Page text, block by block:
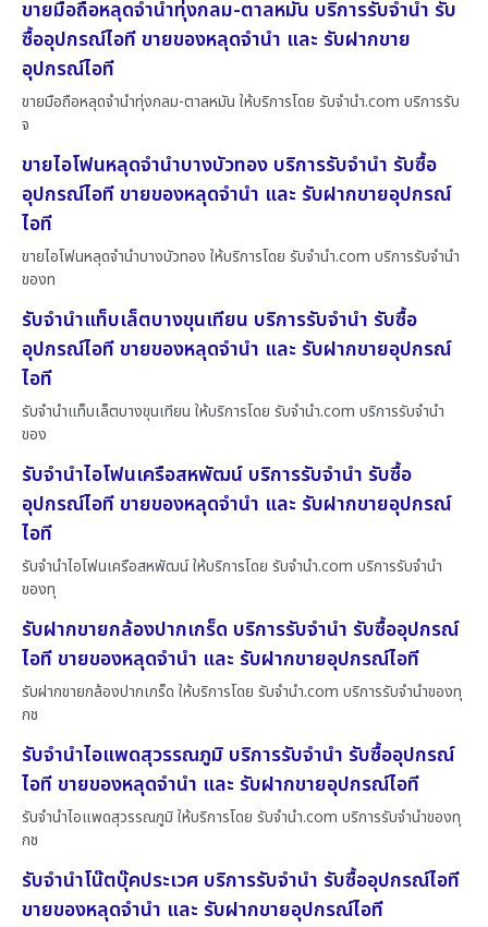
ขายมือถือหลุดจำนำทุ่งกลม-ตาลหมัน บริการรับจำนำ รับ
ซื้ออุปกรณ์ไอที ขายของหลุดจำนำ และ รับฝากขาย
อุปกรณ์ไอที
ขายมือถือหลุดจำนำทุ่งกลม-ตาลหมัน ให้บริการโดย รับจํานํา.com บริการรับ
จ
ขายไอโฟนหลุดจำนำบางบัวทอง บริการรับจำนำ รับซื้อ
อุปกรณ์ไอที ขายของหลุดจำนำ และ รับฝากขายอุปกรณ์
ไอที
ขายไอโฟนหลุดจำนำบางบัวทอง ให้บริการโดย รับจํานํา.com บริการรับจำนำ
ของท
รับจำนำแท็บเล็ตบางขุนเทียน บริการรับจำนำ รับซื้อ
อุปกรณ์ไอที ขายของหลุดจำนำ และ รับฝากขายอุปกรณ์
ไอที
รับจำนำแท็บเล็ตบางขุนเทียน ให้บริการโดย รับจํานํา.com บริการรับจำนำ
ของ
รับจำนำไอโฟนเครือสหพัฒน์ บริการรับจำนำ รับซื้อ
อุปกรณ์ไอที ขายของหลุดจำนำ และ รับฝากขายอุปกรณ์
ไอที
รับจำนำไอโฟนเครือสหพัฒน์ ให้บริการโดย รับจํานํา.com บริการรับจำนำ
ของทุ
รับฝากขายกล้องปากเกร็ด บริการรับจำนำ รับซื้ออุปกรณ์
ไอที ขายของหลุดจำนำ และ รับฝากขายอุปกรณ์ไอที
รับฝากขายกล้องปากเกร็ด ให้บริการโดย รับจํานํา.com บริการรับจำนำของทุ
กช
รับจำนำไอแพดสุวรรณภูมิ บริการรับจำนำ รับซื้ออุปกรณ์
ไอที ขายของหลุดจำนำ และ รับฝากขายอุปกรณ์ไอที
รับจำนำไอแพดสุวรรณภูมิ ให้บริการโดย รับจํานํา.com บริการรับจำนำของทุ
กช
รับจำนำโน๊ตบุ๊คประเวศ บริการรับจำนำ รับซื้ออุปกรณ์ไอที
ขายของหลุดจำนำ และ รับฝากขายอุปกรณ์ไอที